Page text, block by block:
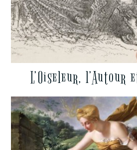
L’Oiseleur, l’Autour